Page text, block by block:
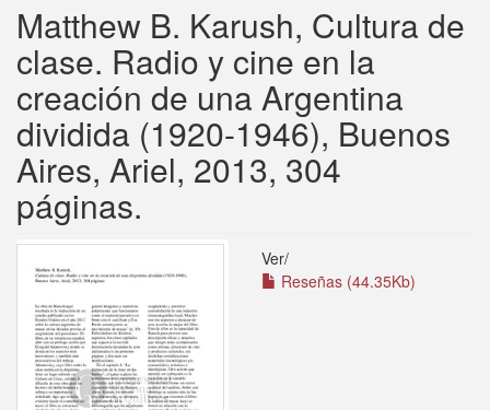
Matthew B. Karush, Cultura de
clase. Radio y cine en la
creación de una Argentina
dividida (1920-1946), Buenos
Aires, Ariel, 2013, 304
páginas.
Ver/
Reseñas (44.35Kb)